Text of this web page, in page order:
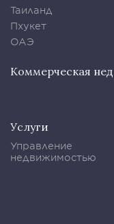
Таиланд
Пхукет
ОАЭ
Коммерческая
Услуги
Управление
недвижимостью